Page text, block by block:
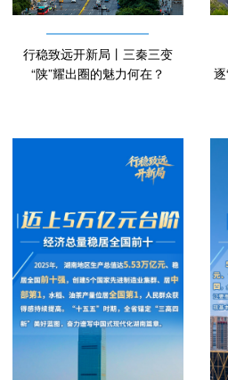
行稳致远开新局丨三秦三变
“陕”耀出圈的魅力何在？